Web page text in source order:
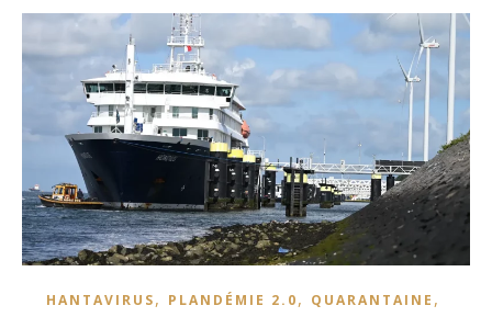
HANTAVIRUS, PLANDÉMIE 2.0, QUARANTAINE ,